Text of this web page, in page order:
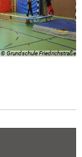
© Grundschule Friedrichstraße